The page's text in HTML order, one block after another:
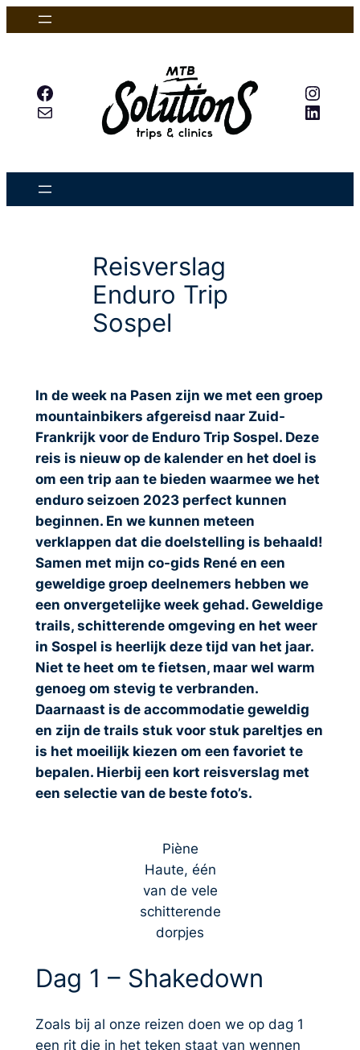
to
Facebook
Mail
Reisverslag
Enduro Trip
Sospel
In de week na Pasen zijn we met een groep
mountainbikers afgereisd naar Zuid-
Frankrijk voor de Enduro Trip Sospel. Deze
reis is nieuw op de kalender en het doel is
om een trip aan te bieden waarmee we het
enduro seizoen 2023 perfect kunnen
beginnen. En we kunnen meteen
verklappen dat die doelstelling is behaald!
Samen met mijn co-gids René en een
geweldige groep deelnemers hebben we
een onvergetelijke week gehad. Geweldige
trails, schitterende omgeving en het weer
in Sospel is heerlijk deze tijd van het jaar.
Niet te heet om te fietsen, maar wel warm
genoeg om stevig te verbranden.
Daarnaast is de accommodatie geweldig
en zijn de trails stuk voor stuk pareltjes en
is het moeilijk kiezen om een favoriet te
bepalen. Hierbij een kort reisverslag met
een selectie van de beste foto’s.
Piène
Haute, één
van de vele
schitterende
dorpjes
Dag 1 – Shakedown
Zoals bij al onze reizen doen we op dag 1
een rit die in het teken staat van wennen